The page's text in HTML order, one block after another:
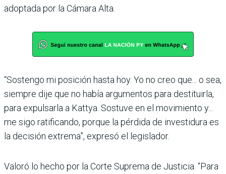
adoptada por la Cámara Alta.
“Sostengo mi posición hasta hoy. Yo no creo que... o sea,
siempre dije que no había argumentos para destituirla,
para expulsarla a Kattya. Sos­tuve en el movimiento y...
me sigo ratificando, porque la pérdida de investidura es
la decisión extrema”, expresó el legislador.
Valoró lo hecho por la Corte Suprema de Justicia. “Para